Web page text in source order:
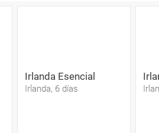
Irlanda Esencial
Irlanda, 6 días